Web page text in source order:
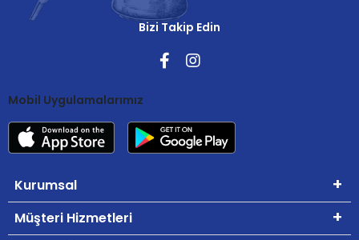
Bizi Takip Edin
Mobil Uygulamalarımız
Kurumsal
Müşteri Hizmetleri